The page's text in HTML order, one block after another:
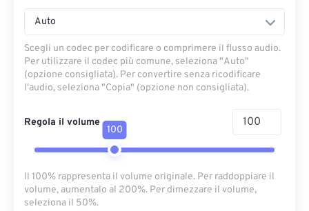
Auto
Scegli un codec per codificare o comprimere il flusso audio.
Per utilizzare il codec più comune, seleziona "Auto"
(opzione consigliata). Per convertire senza ricodificare
l'audio, seleziona "Copia" (opzione non consigliata).
Regola il volume
100
Il 100% rappresenta il volume originale. Per raddoppiare il
volume, aumentalo al 200%. Per dimezzare il volume,
seleziona il 50%.